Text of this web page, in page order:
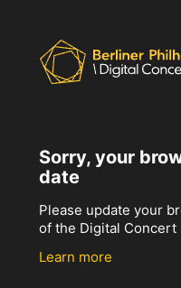
Sorry, your
date
Please update your
of the Digital Concert
Learn more